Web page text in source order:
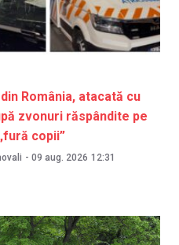
România, atacată cu
zvonuri răspândite pe
copii”
- 09 aug. 2026 12:31